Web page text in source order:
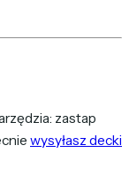
zastap
wysyłasz decki